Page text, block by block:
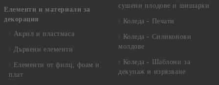
Елементи и материали за
декорация
Акрил и пластмаса
Дървени елементи
Елементи от филц, фоам и
плат
сушени плодове и шишарки
Коледа - Печати
Коледа - Силиконови
молдове
Коледа - Шаблони за
декупаж и изрязване